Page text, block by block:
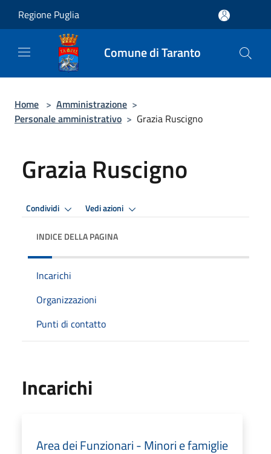
Regione Puglia
Comune di Taranto
Home > Amministrazione >
Personale amministrativo > Grazia Ruscigno
Grazia Ruscigno
Condividi Vedi azioni
INDICE DELLA PAGINA
Incarichi
Organizzazioni
Punti di contatto
Incarichi
Area dei Funzionari - Minori e famiglie